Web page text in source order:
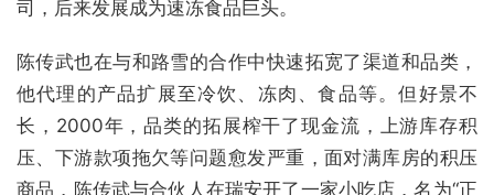
司，后来发展成为速冻食品巨头。
陈传武也在与和路雪的合作中快速拓宽了渠道和品类，
他代理的产品扩展至冷饮、冻肉、食品等。但好景不
长，2000年，品类的拓展榨干了现金流，上游库存积
压、下游款项拖欠等问题愈发严重，面对满库房的积压
商品，陈传武与合伙人在瑞安开了一家小吃店，名为“正